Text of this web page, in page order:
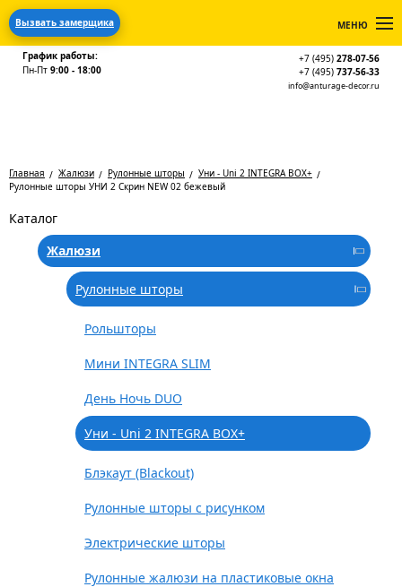
Вызвать замерщика МЕНЮ
График работы:
Пн-Пт 9:00 - 18:00
+7 (495) 278-07-56
+7 (495) 737-56-33
info@anturage-decor.ru
Главная Жалюзи Рулонные шторы
Уни - Uni 2 INTEGRA BOX+
Рулонные шторы УНИ 2 Скрин NEW 02 бежевый
Каталог
Жалюзи
Рулонные шторы
Рольшторы
Мини INTEGRA SLIM
День Ночь DUO
Уни - Uni 2 INTEGRA BOX+
Блэкаут (Blackout)
Рулонные шторы с рисунком
Электрические шторы
Рулонные жалюзи на пластиковые окна